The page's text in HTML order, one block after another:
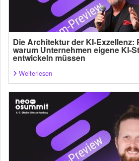
Die Architektur der KI-Exzellenz:
warum Unternehmen eigene KI-
entwickeln müssen
Weiterlesen